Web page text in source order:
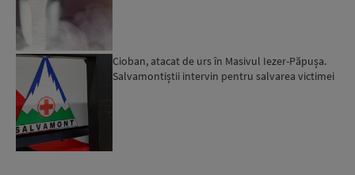
Cioban, atacat de urs în Masivul Iezer-Păpușa.
Salvamontiștii intervin pentru salvarea victimei